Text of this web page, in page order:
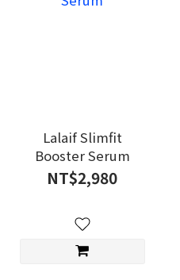
Lalaif Slimfit
Booster Serum
NT$2,980